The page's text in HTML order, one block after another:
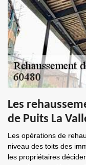
Les
de Puits La
Les opérations de
niveau des toits des
les propriétaires